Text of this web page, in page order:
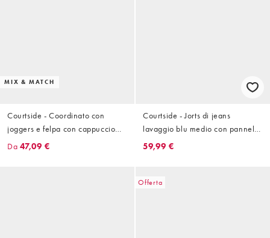
MIX & MATCH
Courtside - Coordinato con
joggers e felpa con cappuccio
oversize nero con stampa stile
Da 47,09 €
Courtside - Jorts di jeans
lavaggio blu medio con pannello
laterale
59,99 €
Offerta